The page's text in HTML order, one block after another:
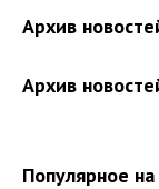
Архив
Архив
Популярное